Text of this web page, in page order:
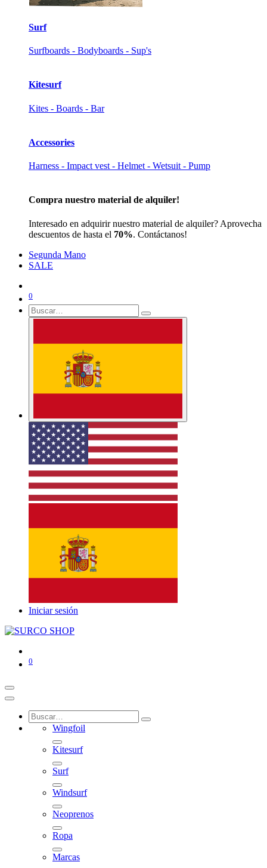
Surf
Surfboards - Bodyboards - Sup's
Kitesurf
Kites - Boards - Bar
Accessories
Harness - Impact vest - Helmet - Wetsuit - Pump
Compra nuestro material de alquiler!
Interesado en adquirir nuestro material de alquiler? Aprovecha
descuentos de hasta el 70%. Contáctanos!
Segunda Mano
SALE
0
Iniciar sesión
0
Wingfoil
Kitesurf
Surf
Windsurf
Neoprenos
Ropa
Marcas